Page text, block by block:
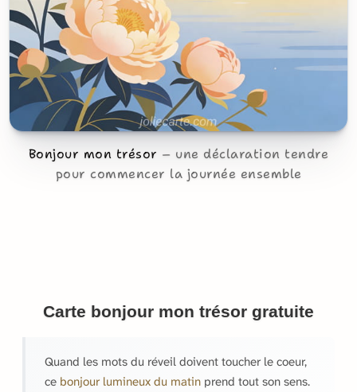
Bonjour mon trésor
une déclaration tendre
pour commencer la journée ensemble
Carte bonjour mon trésor gratuite
Quand les mots du réveil doivent toucher le coeur,
ce bonjour lumineux du matin prend tout son sens.